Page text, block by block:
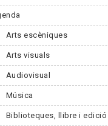
Arts escèniques
Arts visuals
Audiovisual
Música
Biblioteques, llibre i edició